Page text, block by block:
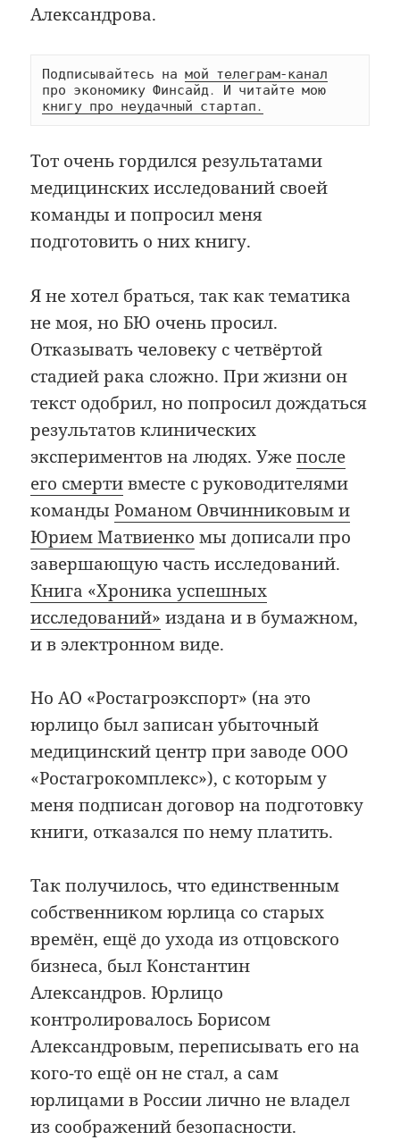
Александрова.
Подписывайтесь на мой телеграм-канал
книгу про неудачный стартап.
Тот очень гордился результатами
медицинских исследований своей
команды и попросил меня
подготовить о них книгу.
Я не хотел браться, так как тематика
не моя, но БЮ очень просил.
Отказывать человеку с четвёртой
стадией рака сложно. При жизни он
текст одобрил, но попросил дождаться
результатов клинических
экспериментов на людях. Ужепосле
его смертивместе с руководителями
командыРоманом Овчинниковым и
Юрием Матвиенко мы дописали про
завершающую часть исследований.
Книга «Хроника успешных
исследований» издана и в бумажном,
и в электронном виде.
Но АО «Ростагроэкспорт» (на это
юрлицо был записан убыточный
медицинский центр при заводе ООО
«Ростагрокомплекс»), с которым у
меня подписан договор на подготовку
книги, отказался по нему платить.
Так получилось, что единственным
собственником юрлица со старых
времён, ещё до ухода из отцовского
бизнеса, был Константин
Александров. Юрлицо
контролировалось Борисом
Александровым, переписывать его на
кого-то ещё он не стал, а сам
юрлицами в России лично не владел
из соображений безопасности.